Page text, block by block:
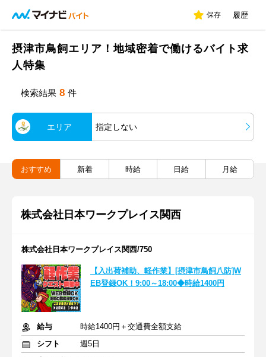
保存 履歴
摂津市鳥飼エリア！地域密着で働けるバイト求
人特集
検索結果 8 件
エリア 指定しない
おすすめ 新着 時給 日給 月給
株式会社日本ワークプレイス関西
株式会社日本ワークプレイス関西/750
【入出荷補助、軽作業】[摂津市鳥飼八防]W
EB登録OK！9:00～18:00◆時給1400円
給与
時給1400円＋交通費全額支給
シフト
週5日